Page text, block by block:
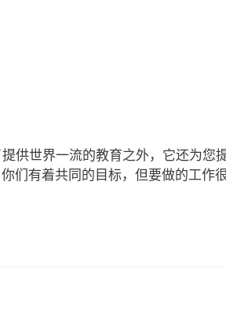
供世界一流的教育之外，它还为您
们有着共同的目标，但要做的工作